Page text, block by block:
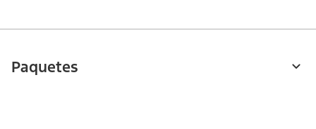
Paquetes